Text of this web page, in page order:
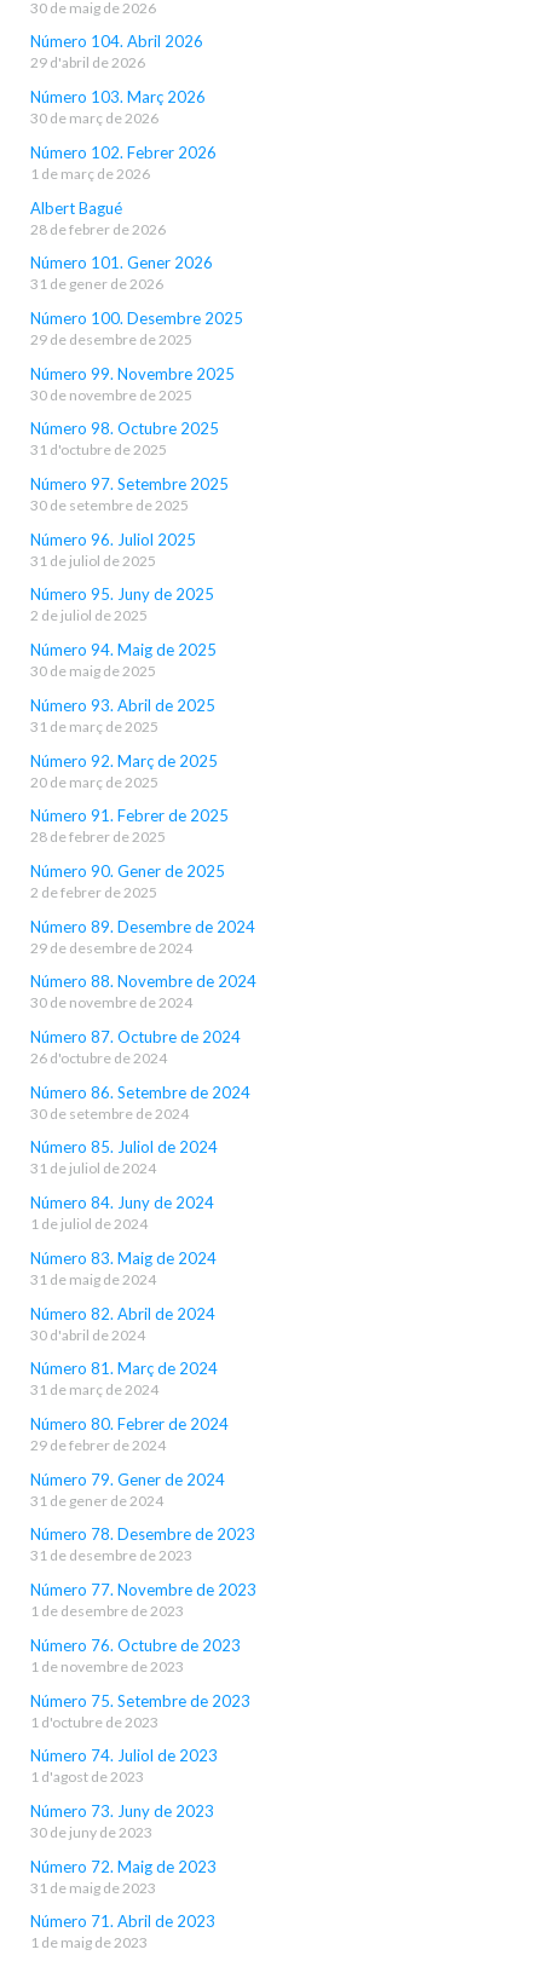
30 de maig de 2026
Número 104. Abril 2026
29 d'abril de 2026
Número 103. Març 2026
30 de març de 2026
Número 102. Febrer 2026
1 de març de 2026
Albert Bagué
28 de febrer de 2026
Número 101. Gener 2026
31 de gener de 2026
Número 100. Desembre 2025
29 de desembre de 2025
Número 99. Novembre 2025
30 de novembre de 2025
Número 98. Octubre 2025
31 d'octubre de 2025
Número 97. Setembre 2025
30 de setembre de 2025
Número 96. Juliol 2025
31 de juliol de 2025
Número 95. Juny de 2025
2 de juliol de 2025
Número 94. Maig de 2025
30 de maig de 2025
Número 93. Abril de 2025
31 de març de 2025
Número 92. Març de 2025
20 de març de 2025
Número 91. Febrer de 2025
28 de febrer de 2025
Número 90. Gener de 2025
2 de febrer de 2025
Número 89. Desembre de 2024
29 de desembre de 2024
Número 88. Novembre de 2024
30 de novembre de 2024
Número 87. Octubre de 2024
26 d'octubre de 2024
Número 86. Setembre de 2024
30 de setembre de 2024
Número 85. Juliol de 2024
31 de juliol de 2024
Número 84. Juny de 2024
1 de juliol de 2024
Número 83. Maig de 2024
31 de maig de 2024
Número 82. Abril de 2024
30 d'abril de 2024
Número 81. Març de 2024
31 de març de 2024
Número 80. Febrer de 2024
29 de febrer de 2024
Número 79. Gener de 2024
31 de gener de 2024
Número 78. Desembre de 2023
31 de desembre de 2023
Número 77. Novembre de 2023
1 de desembre de 2023
Número 76. Octubre de 2023
1 de novembre de 2023
Número 75. Setembre de 2023
1 d'octubre de 2023
Número 74. Juliol de 2023
1 d'agost de 2023
Número 73. Juny de 2023
30 de juny de 2023
Número 72. Maig de 2023
31 de maig de 2023
Número 71. Abril de 2023
1 de maig de 2023